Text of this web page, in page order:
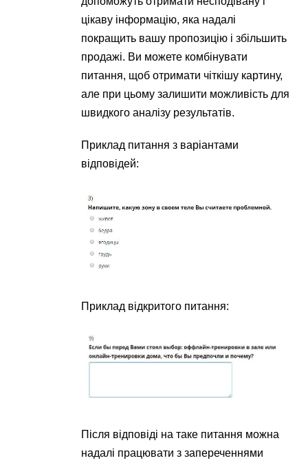
цікаву інформацію, яка надалі
покращить вашу пропозицію і збільшить
продажі. Ви можете комбінувати
питання, щоб отримати чіткішу картину,
але при цьому залишити можливість для
швидкого аналізу результатів.
Приклад питання з варіантами
відповідей:
Приклад відкритого питання:
Після відповіді на таке питання можна
надалі працювати з запереченнями